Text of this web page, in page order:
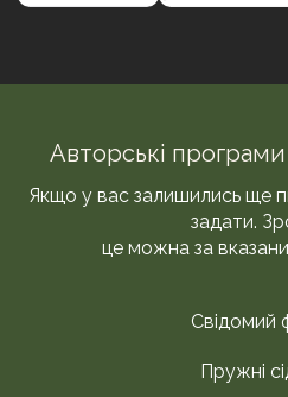
Авторські
Якщо у вас залишились ще
задати.
це можна за
Свідомий
Пружні